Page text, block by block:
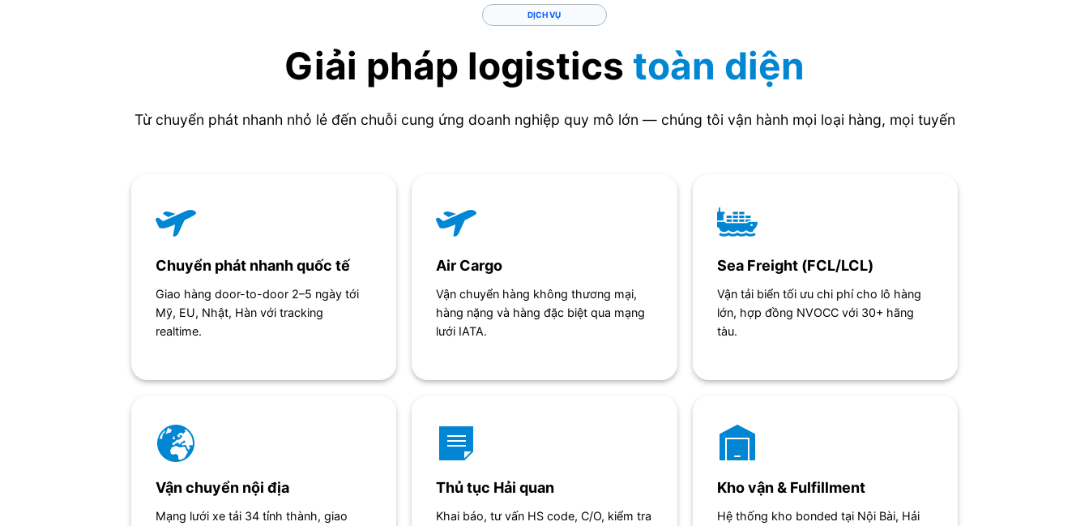
DỊCH VỤ
Giải pháp logistics toàn diện
Từ chuyển phát nhanh nhỏ lẻ đến chuỗi cung ứng doanh nghiệp quy mô lớn — chúng tôi vận hành mọi loại hàng, mọi tuyến
Chuyển phát nhanh quốc tế
Giao hàng door-to-door 2–5 ngày tới
Mỹ, EU, Nhật, Hàn với tracking
realtime.
Air Cargo
Vận chuyển hàng không thương mại,
hàng nặng và hàng đặc biệt qua mạng
lưới IATA.
Sea Freight (FCL/LCL)
Vận tải biển tối ưu chi phí cho lô hàng
lớn, hợp đồng NVOCC với 30+ hãng
tàu.
Vận chuyển nội địa
Mạng lưới xe tải 34 tỉnh thành, giao
Thủ tục Hải quan
Khai báo, tư vấn HS code, C/O, kiểm tra
Kho vận & Fulfillment
Hệ thống kho bonded tại Nội Bài, Hải